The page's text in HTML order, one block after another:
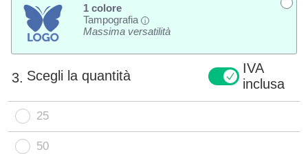
1 colore
Tampografia
i
Massima versatilità
3. Scegli la quantità
IVA
inclusa
25
50